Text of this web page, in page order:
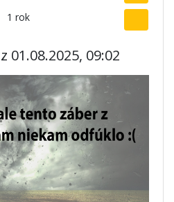
1 rok
01.08.2025, 09:02